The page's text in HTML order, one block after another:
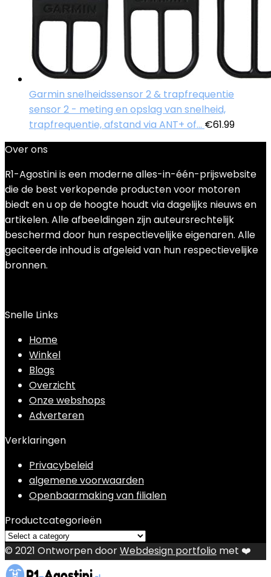
Garmin snelheidssensor 2 & trapfrequentie
sensor 2 - meting en opslag van snelheid,
trapfrequentie, afstand via ANT+ of… €61.99
Over ons
R1-Agostini is een moderne alles-in-één-prijswebsite
die de best verkopende producten voor motoren
biedt en u op de hoogte houdt via dagelijks nieuws en
artikelen. Alle afbeeldingen zijn auteursrechtelijk
beschermd door hun respectievelijke eigenaren. Alle
geciteerde inhoud is afgeleid van hun respectievelijke
bronnen.
Snelle Links
Home
Winkel
Blogs
Overzicht
Onze webshops
Adverteren
Verklaringen
Privacybeleid
algemene voorwaarden
Openbaarmaking van filialen
Productcategorieën
© 2021 Ontworpen doorWebdesign portfolio met ❤️